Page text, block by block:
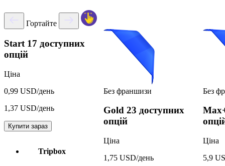
Гортайте
Start 17 доступних
опцій
Ціна
0,99 USD/день
1,37 USD/день
Купити зараз
Tripbox
Без франшизи
Gold 23 доступних
опцій
Ціна
1,75 USD/день
Без
Ціна
5,9